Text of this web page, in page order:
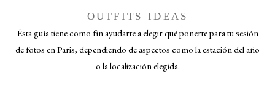
OUTFITS IDEAS
Ésta guía tiene como fin ayudarte a elegir qué ponerte para tu sesión
de fotos en Paris, dependiendo de aspectos como la estación del año
o la localización elegida.